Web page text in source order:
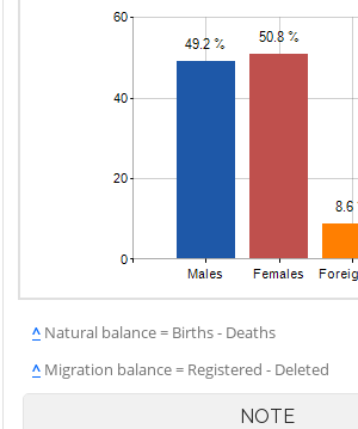
CORTES Y
DEHESAS VIEJAS
DEIFONTES
LUGROS
LÚJAR
VILLA DE
VILLAMENA
LAS
ZAGRA
^ Natural balance = Births - Deaths
^ Migration balance = Registered - Deleted
NOTE